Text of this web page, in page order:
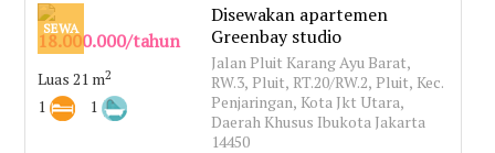
SEWA
18.000.000/tahun
Luas 21 m2
1 1
Disewakan apartemen
Greenbay studio
Jalan Pluit Karang Ayu Barat,
RW.3, Pluit, RT.20/RW.2, Pluit, Kec.
Penjaringan, Kota Jkt Utara,
Daerah Khusus Ibukota Jakarta
14450